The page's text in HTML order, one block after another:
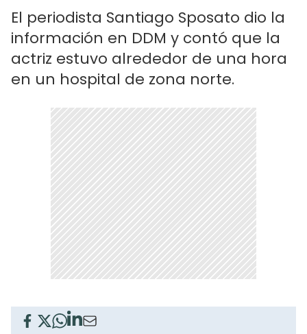
El periodista Santiago Sposato dio la
información en DDM y contó que la
actriz estuvo alrededor de una hora
en un hospital de zona norte.